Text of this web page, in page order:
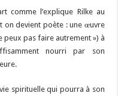
comme l’explique Rilke au
on devient poète : une œuvre
peux pas faire autrement ») à
nourri par son
spirituelle qui pourra à son